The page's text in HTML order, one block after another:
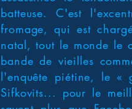
batteuse. C'est
fromage, qui est
natal, tout le monde le
bande de vieilles
l'enquête piétine, le «
Sifkovits... pour le